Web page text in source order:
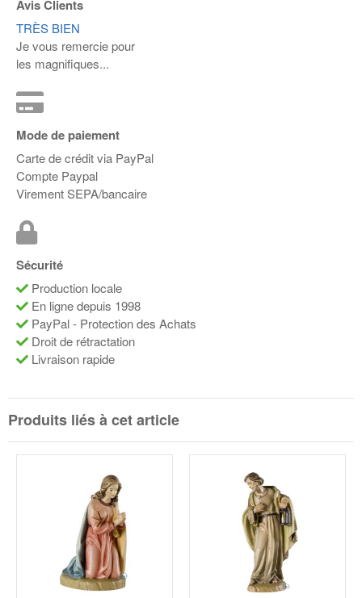
Avis Clients
TRÈS BIEN
Je vous remercie pour
les magnifiques...
Mode de paiement
Carte de crédit via PayPal
Compte Paypal
Virement SEPA/bancaire
Sécurité
Production locale
En ligne depuis 1998
PayPal - Protection des Achats
Droit de rétractation
Livraison rapide
Produits liés à cet article